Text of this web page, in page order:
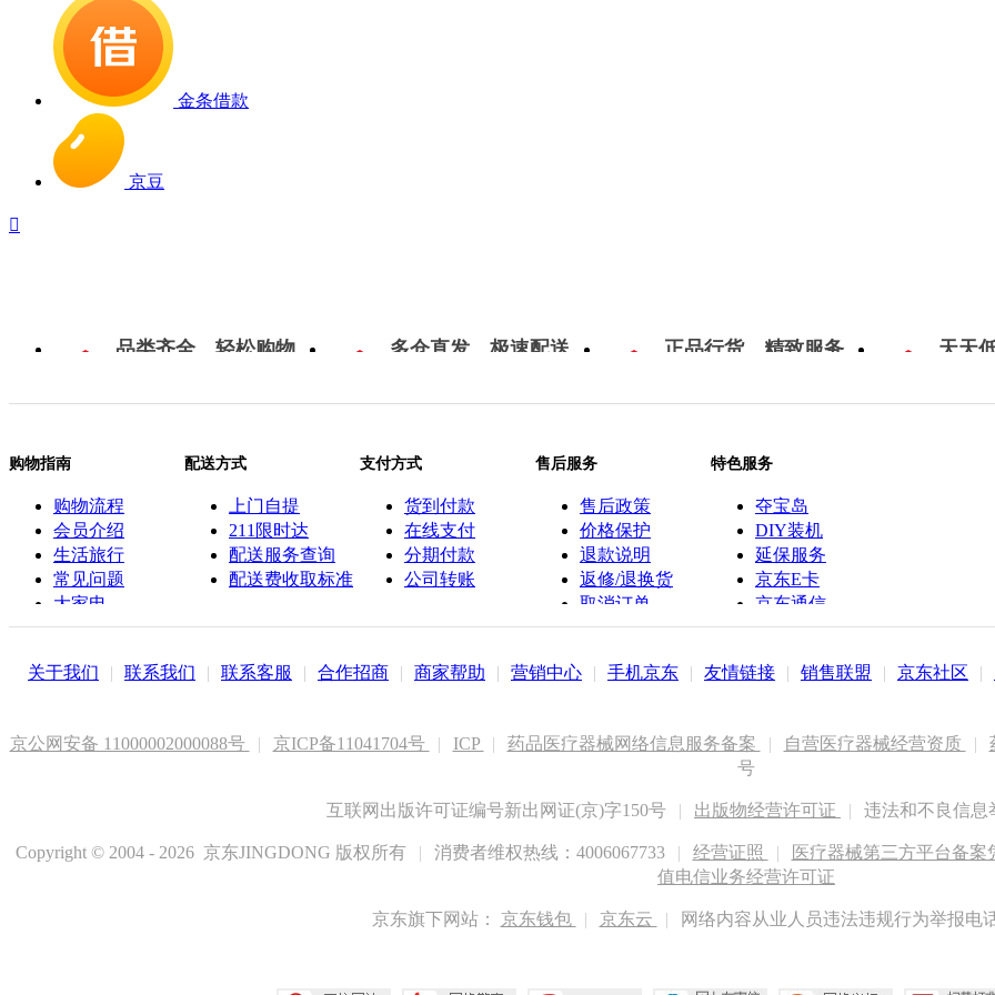
金条借款
京豆

品类齐全，轻松购物 多仓直发，极速配送 正品行货，精致服务 天天
购物指南
购物流程
会员介绍
生活旅行
常见问题
大家电
联系客服
配送方式
上门自提
211限时达
配送服务查询
配送费收取标准
支付方式
货到付款
在线支付
分期付款
公司转账
售后服务
售后政策
价格保护
退款说明
返修/退换货
取消订单
特色服务
夺宝岛
DIY装机
延保服务
京东E卡
京东通信
京鱼座智能
关于我们 | 联系我们 | 联系客服 | 合作招商 | 商家帮助 | 营销中心 | 手机京东 | 友情链接 | 销售联盟 | 京东社区 |
京公网安备 11000002000088号 | 京ICP备11041704号 | ICP | 药品医疗器械网络信息服务备案 | 自营医疗器械经营资质 |
号
互联网出版许可证编号新出网证(京)字150号 | 出版物经营许可证 | 违法和不良信息
Copyright © 2004 - 2026 京东JINGDONG 版权所有 | 消费者维权热线：4006067733 | 经营证照 | 医疗器械第三方平台备案
值电信业务经营许可证
京东旗下网站： 京东钱包 | 京东云 | 网络内容从业人员违法违规行为举报电